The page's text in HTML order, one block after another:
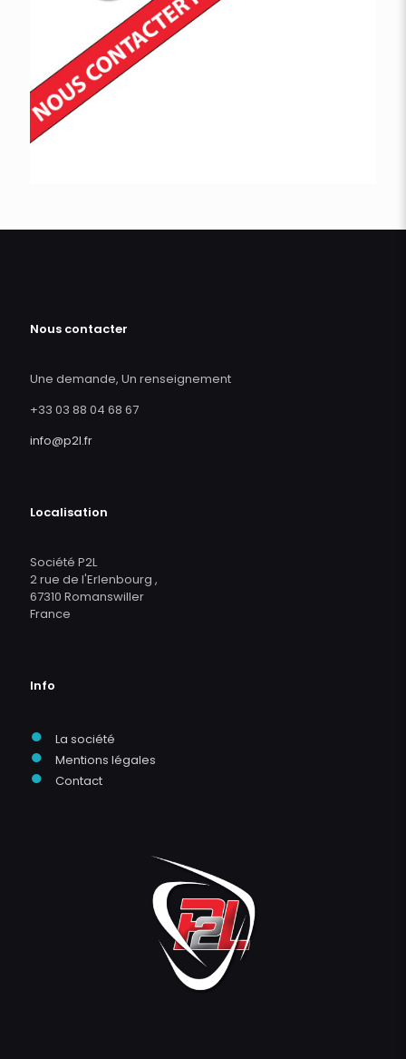
Nous contacter
Une demande, Un renseignement
+33 03 88 04 68 67
info@p2l.fr
Localisation
Société P2L
2 rue de l'Erlenbourg ,
67310 Romanswiller
France
Info
● La société
● Mentions légales
● Contact